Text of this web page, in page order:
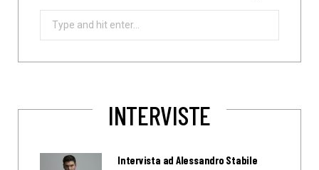
Search
INTERVISTE
Intervista ad Alessandro Stabile